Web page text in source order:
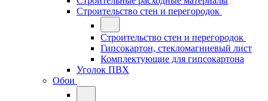
Строительство стен и перегородок
Строительство стен и перегородок
Гипсокартон, стекломагниевый лист
Комплектующие для гипсокартона
Уголок ПВХ
Обои